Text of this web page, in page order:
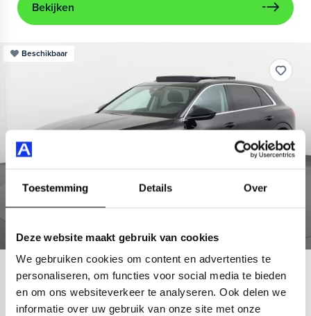
Toestemming Details Over
Deze website maakt gebruik van cookies
We gebruiken cookies om content en advertenties te
personaliseren, om functies voor social media te bieden
en om ons websiteverkeer te analyseren. Ook delen we
informatie over uw gebruik van onze site met onze
Bekijken
Beschikbaar
Audi e-tron
55 quattro Advanced 95 kWh